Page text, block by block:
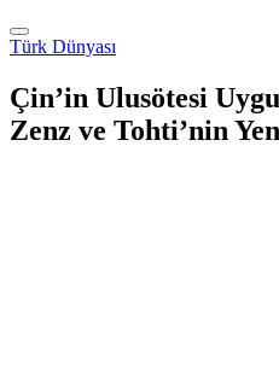
Türk Dünyası
Çin’in Ulusötesi
Zenz ve Tohti’nin